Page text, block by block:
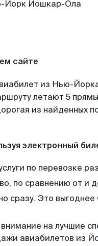
сайте
из Нью-
летают 5
из найденных
электронный
по перевозке
по сравнению от и
сразу. Это
на лучшие
авиабилетов из